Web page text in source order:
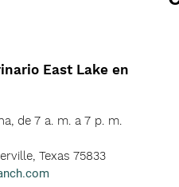
East Lake en
de 7 a. m. a 7 p. m.
Texas 75833